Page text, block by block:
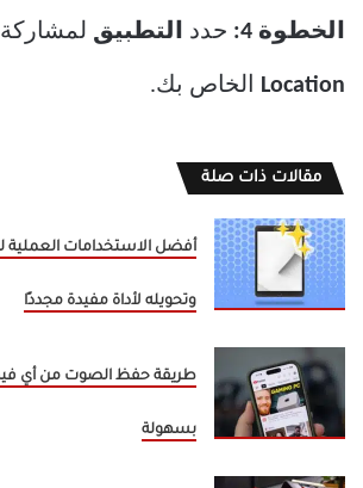
الخطوة 4: حدد التطبيق لمشاركة
Location الخاص بك.
مقالات ذات صلة
وتحويله لأداة مفيدة مجددًا
بسهولة